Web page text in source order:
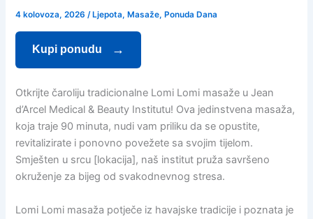
4 kolovoza, 2026/ Ljepota, Masaže, Ponuda Dana
Kupi ponudu
Otkrijte čaroliju tradicionalne Lomi Lomi masaže u Jean
d’Arcel Medical & Beauty Institutu! Ova jedinstvena masaža,
koja traje 90 minuta, nudi vam priliku da se opustite,
revitalizirate i ponovno povežete sa svojim tijelom.
Smješten u srcu [lokacija], naš institut pruža savršeno
okruženje za bijeg od svakodnevnog stresa.
Lomi Lomi masaža potječe iz havajske tradicije i poznata je